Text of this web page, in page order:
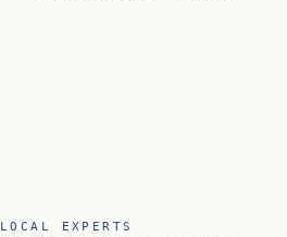
LOCAL EXPERTS